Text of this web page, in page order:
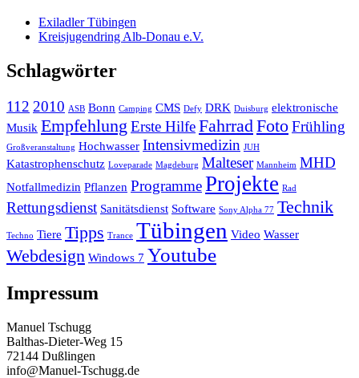
Exiladler Tübingen
Kreisjugendring Alb-Donau e.V.
Schlagwörter
112 2010 ASB Bonn Camping CMS Defy DRK Duisburg elektronische
Musik Empfehlung Erste HilfeFahrradFotoFrühling
Großveranstaltung Hochwasser Intensivmedizin JUH
Katastrophenschutz Loveparade Magdeburg Malteser Mannheim MHD
Notfallmedizin Pflanzen ProgrammeProjekte Rad
Rettungsdienst Sanitätsdienst Software Sony Alpha 77 Technik
Techno Tiere Tipps Trance Tübingen Video Wasser
Webdesign Windows 7 Youtube
Impressum
Manuel Tschugg
Balthas-Dieter-Weg 15
72144 Dußlingen
info@Manuel-Tschugg.de